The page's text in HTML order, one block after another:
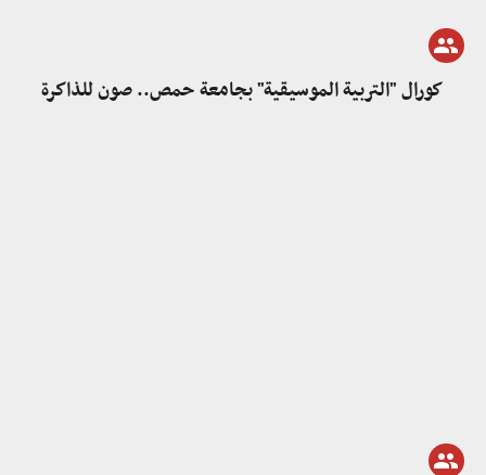
كورال "التربية الموسيقية" بجامعة حمص.. صون للذاكرة